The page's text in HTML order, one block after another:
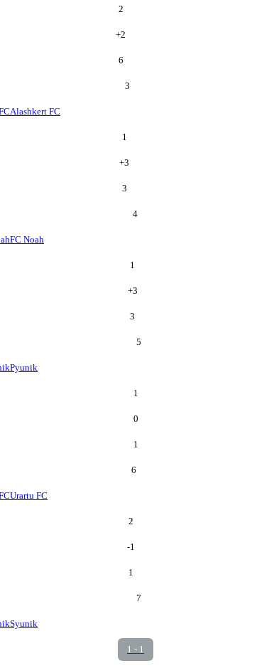
2
+2
6
3
Alashkert FC
1
+3
3
4
FC Noah
1
+3
3
5
Pyunik
1
0
1
6
Urartu FC
2
-1
1
7
Syunik
1 - 1